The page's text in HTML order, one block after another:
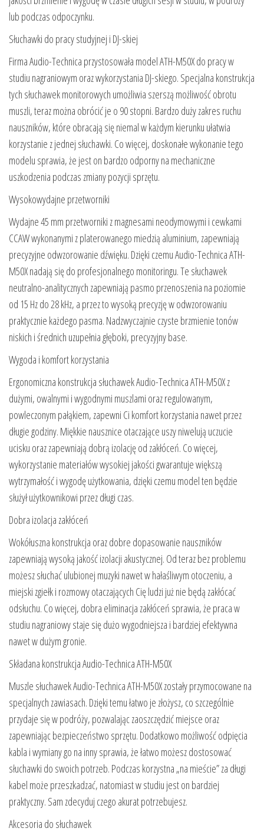
lub podczas odpoczynku.
Słuchawki do pracy studyjnej i DJ-skiej
Firma Audio-Technica przystosowała model ATH-M50X do pracy w
studiu nagraniowym oraz wykorzystania DJ-skiego. Specjalna konstrukcja
tych słuchawek monitorowych umożliwia szerszą możliwość obrotu
muszli, teraz można obrócić je o 90 stopni. Bardzo duży zakres ruchu
nauszników, które obracają się niemal w każdym kierunku ułatwia
korzystanie z jednej słuchawki. Co więcej, doskonałe wykonanie tego
modelu sprawia, że jest on bardzo odporny na mechaniczne
uszkodzenia podczas zmiany pozycji sprzętu.
Wysokowydajne przetworniki
Wydajne 45 mm przetworniki z magnesami neodymowymi i cewkami
CCAW wykonanymi z platerowanego miedzią aluminium, zapewniają
precyzyjne odwzorowanie dźwięku. Dzięki czemu Audio-Technica ATH-
M50X nadają się do profesjonalnego monitoringu. Te słuchawek
neutralno-analitycznych zapewniają pasmo przenoszenia na poziomie
od 15 Hz do 28 kHz, a przez to wysoką precyzję w odwzorowaniu
praktycznie każdego pasma. Nadzwyczajnie czyste brzmienie tonów
niskich i średnich uzupełnia głęboki, precyzyjny base.
Wygoda i komfort korzystania
Ergonomiczna konstrukcja słuchawek Audio-Technica ATH-M50X z
dużymi, owalnymi i wygodnymi muszlami oraz regulowanym,
powleczonym pałąkiem, zapewni Ci komfort korzystania nawet przez
długie godziny. Miękkie nausznice otaczające uszy niwelują uczucie
ucisku oraz zapewniają dobrą izolację od zakłóceń. Co więcej,
wykorzystanie materiałów wysokiej jakości gwarantuje większą
wytrzymałość i wygodę użytkowania, dzięki czemu model ten będzie
służył użytkownikowi przez długi czas.
Dobra izolacja zakłóceń
Wokółuszna konstrukcja oraz dobre dopasowanie nauszników
zapewniają wysoką jakość izolacji akustycznej. Od teraz bez problemu
możesz słuchać ulubionej muzyki nawet w hałaśliwym otoczeniu, a
miejski zgiełk i rozmowy otaczających Cię ludzi już nie będą zakłócać
odsłuchu. Co więcej, dobra eliminacja zakłóceń sprawia, że praca w
studiu nagraniowy staje się dużo wygodniejsza i bardziej efektywna
nawet w dużym gronie.
Składana konstrukcja Audio-Technica ATH-M50X
Muszle słuchawek Audio-Technica ATH-M50X zostały przymocowane na
specjalnych zawiasach. Dzięki temu łatwo je złożysz, co szczególnie
przydaje się w podróży, pozwalając zaoszczędzić miejsce oraz
zapewniając bezpieczeństwo sprzętu. Dodatkowo możliwość odpięcia
kabla i wymiany go na inny sprawia, że łatwo możesz dostosować
słuchawki do swoich potrzeb. Podczas korzystna „na mieście” za długi
kabel może przeszkadzać, natomiast w studiu jest on bardziej
praktyczny. Sam zdecyduj czego akurat potrzebujesz.
Akcesoria do słuchawek